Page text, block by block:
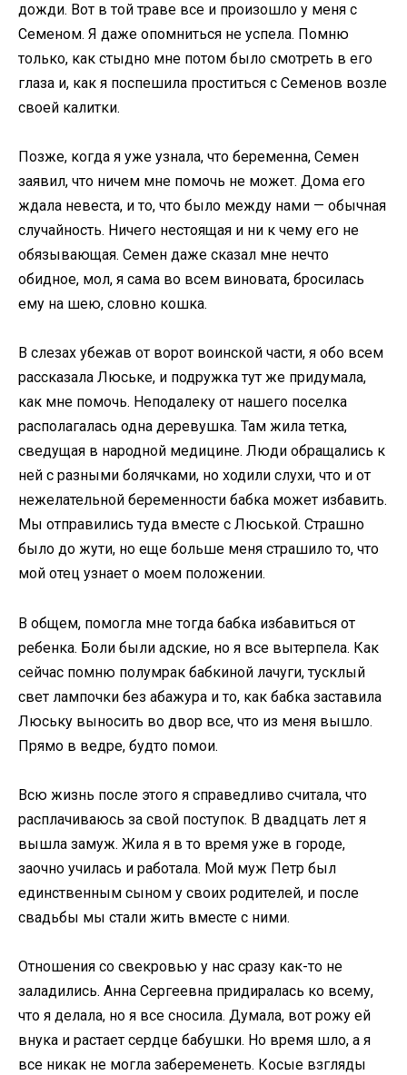
дожди. Вот в той траве все и произошло у меня с
Семеном. Я даже опомниться не успела. Помню
только, как стыдно мне потом было смотреть в его
глаза и, как я поспешила проститься с Семенов возле
своей калитки.
Позже, когда я уже узнала, что беременна, Семен
заявил, что ничем мне помочь не может. Дома его
ждала невеста, и то, что было между нами — обычная
случайность. Ничего нестоящая и ни к чему его не
обязывающая. Семен даже сказал мне нечто
обидное, мол, я сама во всем виновата, бросилась
ему на шею, словно кошка.
В слезах убежав от ворот воинской части, я обо всем
рассказала Люське, и подружка тут же придумала,
как мне помочь. Неподалеку от нашего поселка
располагалась одна деревушка. Там жила тетка,
сведущая в народной медицине. Люди обращались к
ней с разными болячками, но ходили слухи, что и от
нежелательной беременности бабка может избавить.
Мы отправились туда вместе с Люськой. Страшно
было до жути, но еще больше меня страшило то, что
мой отец узнает о моем положении.
В общем, помогла мне тогда бабка избавиться от
ребенка. Боли были адские, но я все вытерпела. Как
сейчас помню полумрак бабкиной лачуги, тусклый
свет лампочки без абажура и то, как бабка заставила
Люську выносить во двор все, что из меня вышло.
Прямо в ведре, будто помои.
Всю жизнь после этого я справедливо считала, что
расплачиваюсь за свой поступок. В двадцать лет я
вышла замуж. Жила я в то время уже в городе,
заочно училась и работала. Мой муж Петр был
единственным сыном у своих родителей, и после
свадьбы мы стали жить вместе с ними.
Отношения со свекровью у нас сразу как-то не
заладились. Анна Сергеевна придиралась ко всему,
что я делала, но я все сносила. Думала, вот рожу ей
внука и растает сердце бабушки. Но время шло, а я
все никак не могла забеременеть. Косые взгляды